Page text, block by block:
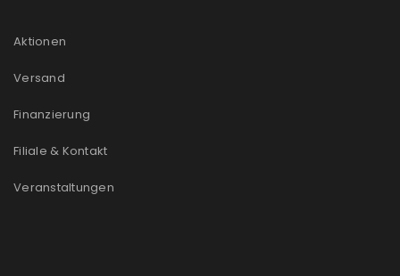
Aktionen
Versand
Finanzierung
Filiale & Kontakt
Veranstaltungen